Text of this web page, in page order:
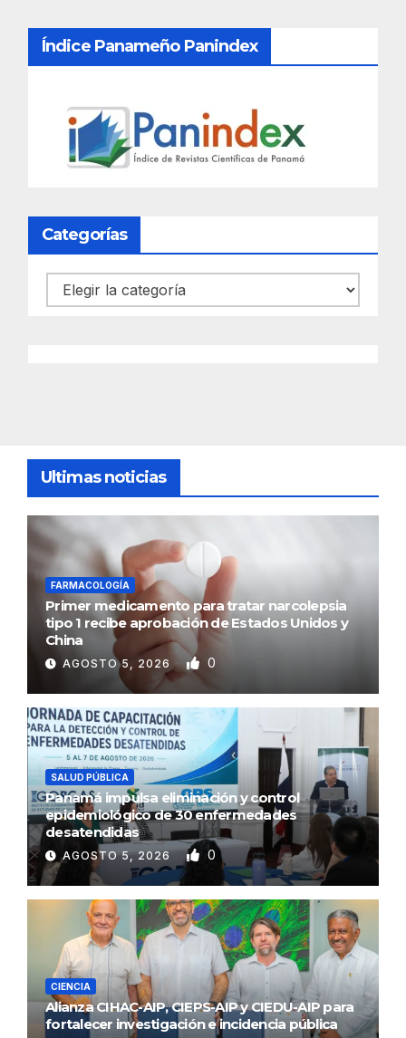
Índice Panameño Panindex
Categorías
Categorías
Ultimas noticias
FARMACOLOGÍA
Primer medicamento para tratar narcolepsia
tipo 1 recibe aprobación de Estados Unidos y
China
AGOSTO 5, 2026 0
SALUD PÚBLICA
Panamá impulsa eliminación y control
epidemiológico de 30 enfermedades
desatendidas
AGOSTO 5, 2026 0
CIENCIA
Alianza CIHAC-AIP, CIEPS-AIP y CIEDU-AIP para
fortalecer investigación e incidencia pública